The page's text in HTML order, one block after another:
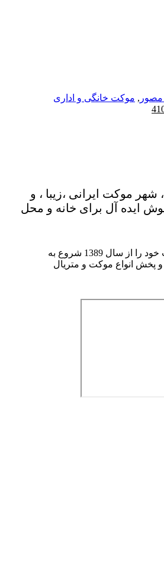
, موکت خانگی و اداری
قیمت
موکت ایرانی ،زیبا ، و
ایده آل برای خانه و محل
شهر موکت ایرانی فعالیت خود را از سال 1389 شروع به
پخش انواع موکت و متریال